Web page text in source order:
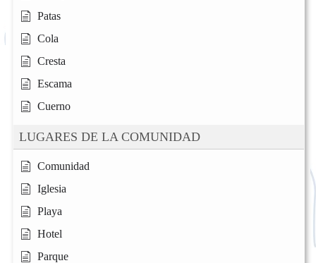
Patas
Cola
Cresta
Escama
Cuerno
LUGARES DE LA COMUNIDAD
Comunidad
Iglesia
Playa
Hotel
Parque